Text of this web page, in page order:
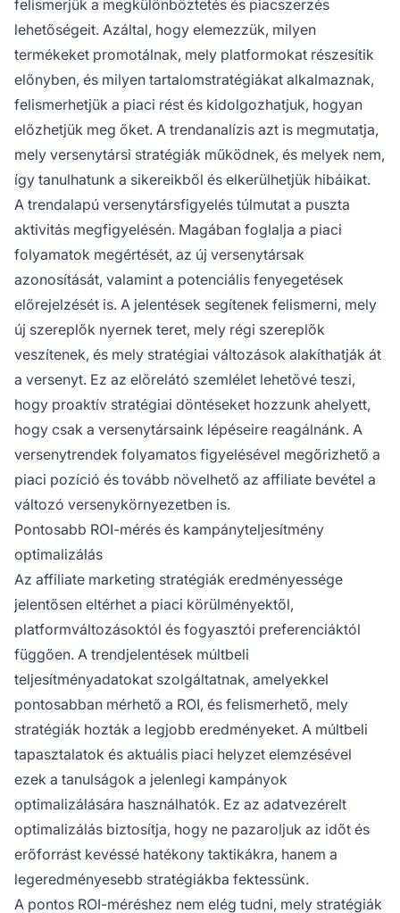
felismerjük a megkülönböztetés és piacszerzés
lehetőségeit. Azáltal, hogy elemezzük, milyen
termékeket promotálnak, mely platformokat részesítik
előnyben, és milyen tartalomstratégiákat alkalmaznak,
felismerhetjük a piaci rést és kidolgozhatjuk, hogyan
előzhetjük meg őket. A trendanalízis azt is megmutatja,
mely versenytársi stratégiák működnek, és melyek nem,
így tanulhatunk a sikereikből és elkerülhetjük hibáikat.
A trendalapú versenytársfigyelés túlmutat a puszta
aktivitás megfigyelésén. Magában foglalja a piaci
folyamatok megértését, az új versenytársak
azonosítását, valamint a potenciális fenyegetések
előrejelzését is. A jelentések segítenek felismerni, mely
új szereplők nyernek teret, mely régi szereplők
veszítenek, és mely stratégiai változások alakíthatják át
a versenyt. Ez az előrelátó szemlélet lehetővé teszi,
hogy proaktív stratégiai döntéseket hozzunk ahelyett,
hogy csak a versenytársaink lépéseire reagálnánk. A
versenytrendek folyamatos figyelésével megőrizhető a
piaci pozíció és tovább növelhető az affiliate bevétel a
változó versenykörnyezetben is.
Pontosabb ROI-mérés és kampányteljesítmény
optimalizálás
Az affiliate marketing stratégiák eredményessége
jelentősen eltérhet a piaci körülményektől,
platformváltozásoktól és fogyasztói preferenciáktól
függően. A trendjelentések múltbeli
teljesítményadatokat szolgáltatnak, amelyekkel
pontosabban mérhető a ROI, és felismerhető, mely
stratégiák hozták a legjobb eredményeket. A múltbeli
tapasztalatok és aktuális piaci helyzet elemzésével
ezek a tanulságok a jelenlegi kampányok
optimalizálására használhatók. Ez az adatvezérelt
optimalizálás biztosítja, hogy ne pazaroljuk az időt és
erőforrást kevéssé hatékony taktikákra, hanem a
legeredményesebb stratégiákba fektessünk.
A pontos ROI-méréshez nem elég tudni, mely stratégiák